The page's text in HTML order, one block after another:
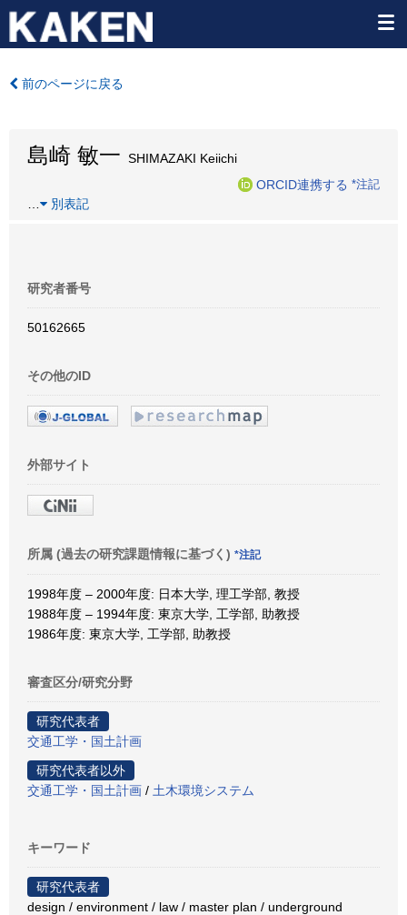
前のページに戻る
島崎 敏一 SHIMAZAKI Keiichi
ORCID連携する *注記
別表記
研究者番号
50162665
その他のID
外部サイト
所属 (過去の研究課題情報に基づく) *注記
1998年度 – 2000年度: 日本大学, 理工学部, 教授
1988年度 – 1994年度: 東京大学, 工学部, 助教授
1986年度: 東京大学, 工学部, 助教授
審査区分/研究分野
研究代表者
交通工学・国土計画
研究代表者以外
交通工学・国土計画 / 土木環境システム
キーワード
研究代表者
design / environment / law / master plan / underground